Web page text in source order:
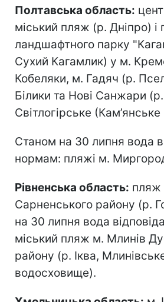
Полтавська область:
міський пляж (р. Дніпро) і
ландшафтного парку
Сухий Кагамлик) у м.
Кобеляки, м. Гадяч (р.
Білики та Нові Санжари
Світлогірське
Станом на 30 липня вода
нормам: пляжі м.
Рівненська область: пляж
Сарненського району (р.
на 30 липня вода
міський пляж м. Млинів
району (р. Іква,
водосховище).